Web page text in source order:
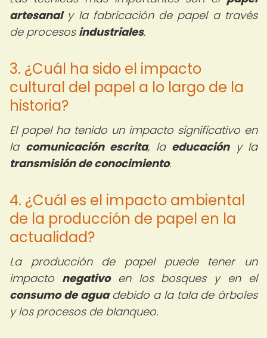
artesanaly la fabricación de papel a través
de procesos industriales.
3. ¿Cuál ha sido el impacto
cultural del papel a lo largo de la
historia?
El papel ha tenido un impacto significativo en
la comunicación escrita, la educacióny la
transmisión de conocimiento.
4. ¿Cuál es el impacto ambiental
de la producción de papel en la
actualidad?
La producción de papel puede tener un
impacto negativoen los bosques y en el
consumo de aguadebido a la tala de árboles
y los procesos de blanqueo.